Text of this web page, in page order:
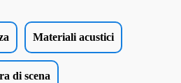
Materiali acustici
di scena